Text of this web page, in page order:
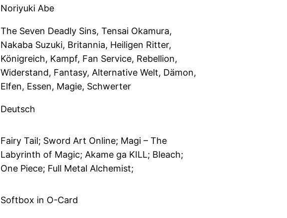
Noriyuki Abe
The Seven Deadly Sins, Tensai Okamura,
Nakaba Suzuki, Britannia, Heiligen Ritter,
Königreich, Kampf, Fan Service, Rebellion,
Widerstand, Fantasy, Alternative Welt, Dämon,
Elfen, Essen, Magie, Schwerter
Deutsch
Fairy Tail; Sword Art Online; Magi – The
Labyrinth of Magic; Akame ga KILL; Bleach;
One Piece; Full Metal Alchemist;
Softbox in O-Card